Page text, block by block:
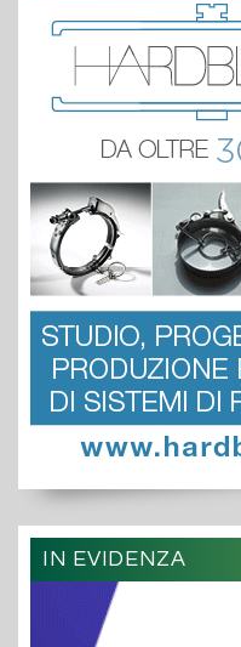
IN EVIDENZA